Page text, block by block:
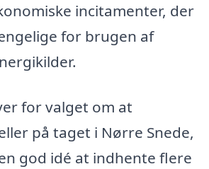
incitamenter, der
for brugen af
for valget om at
på taget i Nørre Snede,
god idé at indhente flere